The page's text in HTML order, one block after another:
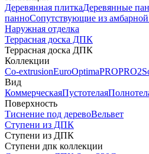
Деревянная плиткаДеревянные
панноСопутствующие из
Наружная отделка
Террасная доска ДПК
Террасная доска ДПК
Коллекции
Co-extrusionEuroOptimaPROPRO2
Вид
КоммерческаяПустотелая
Поверхность
Тиснение под деревоВельвет
Ступени из ДПК
Ступени из ДПК
Ступени дпк коллекции